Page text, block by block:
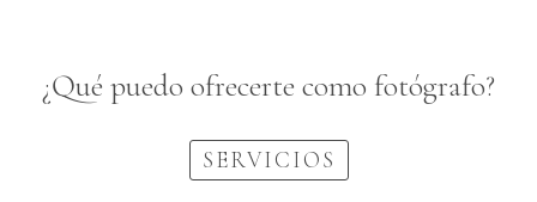
¿Qué puedo ofrecerte como fotógrafo?
SERVICIOS